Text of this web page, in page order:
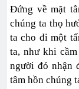
Đứng về mặt
chúng ta thọ
ta cho đi một
ta, như khi
người đó nhận
tâm hồn chúng